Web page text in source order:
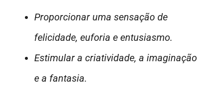
Proporcionar uma sensação de
felicidade, euforia e entusiasmo.
Estimular a criatividade, a imaginação
e a fantasia.